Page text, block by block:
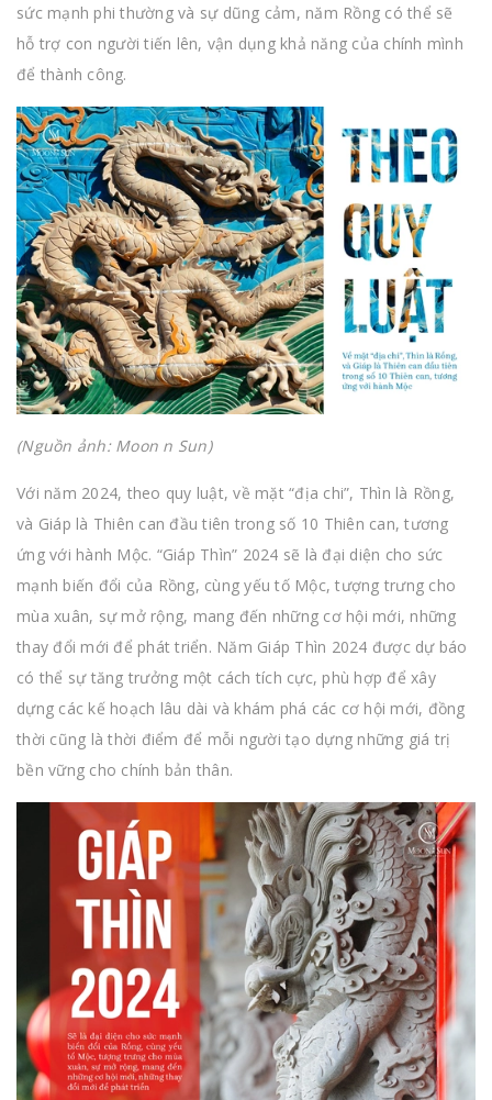
sức mạnh phi thường và sự dũng cảm, năm Rồng có thể sẽ
hỗ trợ con người tiến lên, vận dụng khả năng của chính mình
để thành công.
(Nguồn ảnh: Moon n Sun)
Với năm 2024, theo quy luật, về mặt “địa chi”, Thìn là Rồng,
và Giáp là Thiên can đầu tiên trong số 10 Thiên can, tương
ứng với hành Mộc. “Giáp Thìn” 2024 sẽ là đại diện cho sức
mạnh biến đổi của Rồng, cùng yếu tố Mộc, tượng trưng cho
mùa xuân, sự mở rộng, mang đến những cơ hội mới, những
thay đổi mới để phát triển. Năm Giáp Thìn 2024 được dự báo
có thể sự tăng trưởng một cách tích cực, phù hợp để xây
dựng các kế hoạch lâu dài và khám phá các cơ hội mới, đồng
thời cũng là thời điểm để mỗi người tạo dựng những giá trị
bền vững cho chính bản thân.